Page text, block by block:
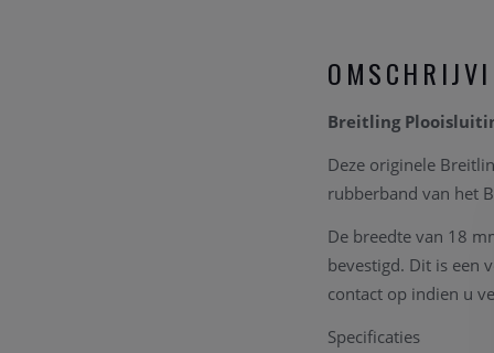
Breitling
Deze originele
rubberband van het
De breedte van 18
bevestigd. Dit is een
contact op indien u
Specificaties